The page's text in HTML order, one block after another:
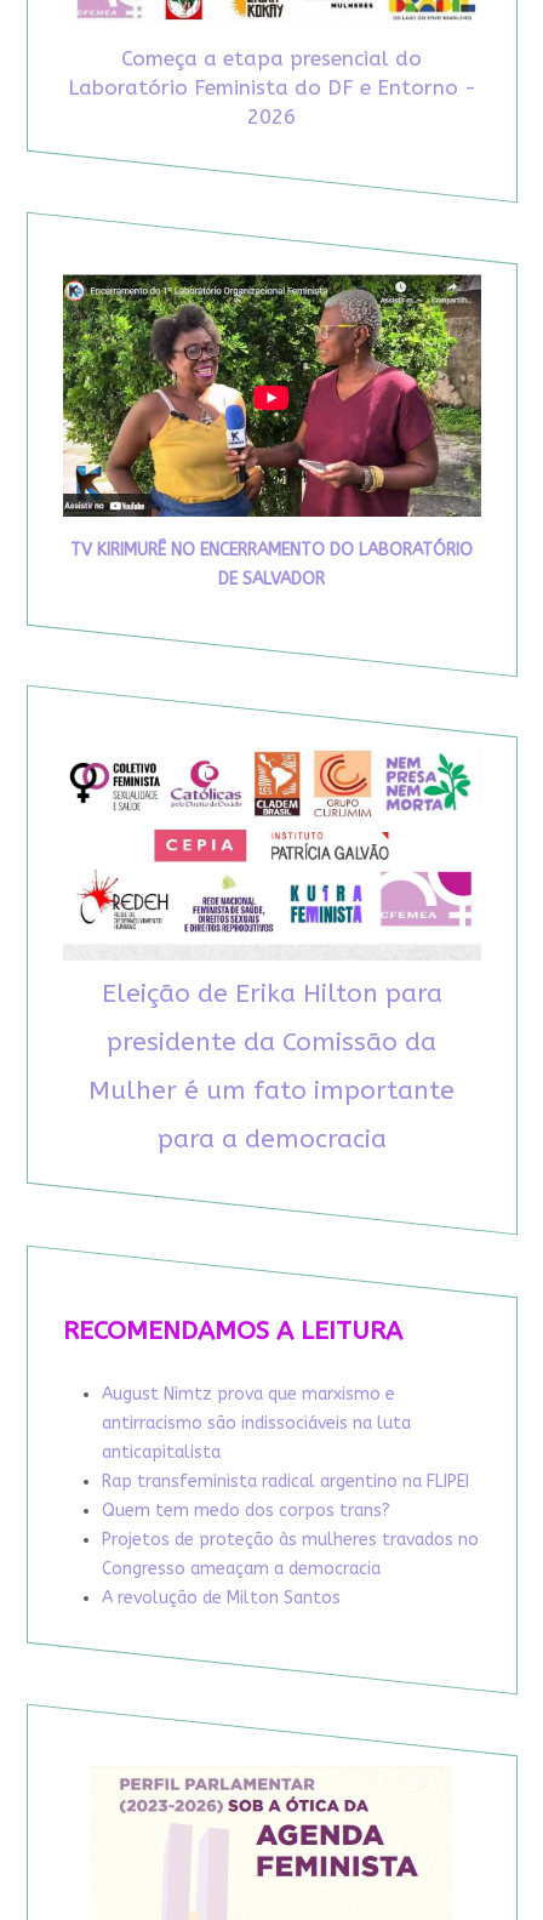
Começa a etapa presencial do
Laboratório Feminista do DF e Entorno -
2026
TV KIRIMURÊ NO ENCERRAMENTO DO LABORATÓRIO
DE SALVADOR
Eleição de Erika Hilton para
presidente da Comissão da
Mulher é um fato importante
para a democracia
RECOMENDAMOS A LEITURA
August Nimtz prova que marxismo e
antirracismo são indissociáveis na luta
anticapitalista
Rap transfeminista radical argentino na FLIPEI
Quem tem medo dos corpos trans?
Projetos de proteção às mulheres travados no
Congresso ameaçam a democracia
A revolução de Milton Santos